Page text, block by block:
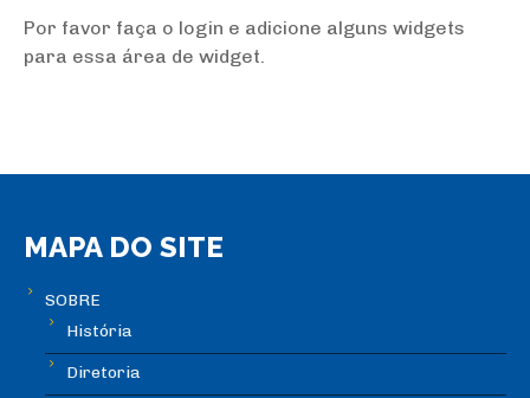
Por favor faça o login e adicione alguns widgets
para essa área de widget.
MAPA DO SITE
SOBRE
História
Diretoria